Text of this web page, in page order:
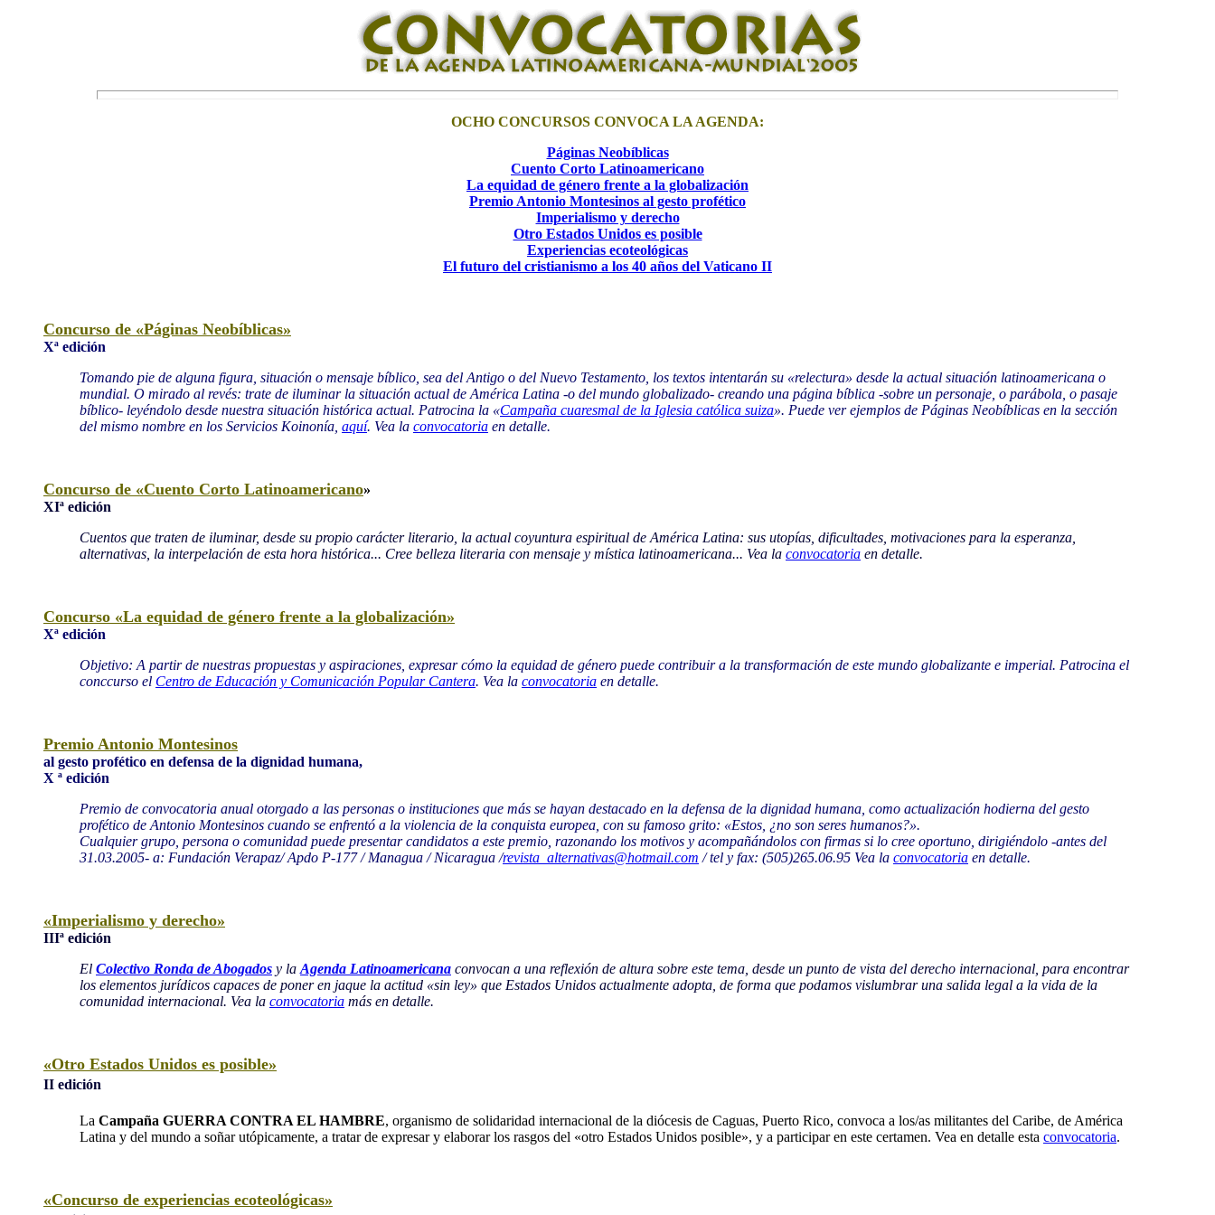
OCHO CONCURSOS CONVOCA LA AGENDA:
Páginas Neobíblicas
Cuento Corto Latinoamericano
La equidad de género frente a la globalización
Premio Antonio Montesinos al gesto profético
Imperialismo y derecho
Otro Estados Unidos es posible
Experiencias ecoteológicas
El futuro del cristianismo a los 40 años del Vaticano II
Concurso de «Páginas Neobíblicas»
Xª edición
Tomando pie de alguna figura, situación o mensaje bíblico, sea del Antigo o del Nuevo Testamento, los textos intentarán su «relectura» desde la actual situación latinoamericana o
mundial. O mirado al revés: trate de iluminar la situación actual de América Latina -o del mundo globalizado- creando una página bíblica -sobre un personaje, o parábola, o pasaje
bíblico- leyéndolo desde nuestra situación histórica actual. Patrocina la «Campaña cuaresmal de la Iglesia católica suiza». Puede ver ejemplos de Páginas Neobíblicas en la sección
del mismo nombre en los Servicios Koinonía, aquí. Vea la convocatoria en detalle.
Concurso de «Cuento Corto Latinoamericano»
XIª edición
Cuentos que traten de iluminar, desde su propio carácter literario, la actual coyuntura espiritual de América Latina: sus utopías, dificultades, motivaciones para la esperanza,
alternativas, la interpelación de esta hora histórica... Cree belleza literaria con mensaje y mística latinoamericana... Vea la convocatoria en detalle.
Concurso «La equidad de género frente a la globalización»
Xª edición
Objetivo: A partir de nuestras propuestas y aspiraciones, expresar cómo la equidad de género puede contribuir a la transformación de este mundo globalizante e imperial. Patrocina el
conccurso el Centro de Educación y Comunicación Popular Cantera. Vea la convocatoria en detalle.
Premio Antonio Montesinos
al gesto profético en defensa de la dignidad humana,
X ª edición
Premio de convocatoria anual otorgado a las personas o instituciones que más se hayan destacado en la defensa de la dignidad humana, como actualización hodierna del gesto
profético de Antonio Montesinos cuando se enfrentó a la violencia de la conquista europea, con su famoso grito: «Estos, ¿no son seres humanos?».
Cualquier grupo, persona o comunidad puede presentar candidatos a este premio, razonando los motivos y acompañándolos con firmas si lo cree oportuno, dirigiéndolo -antes del
31.03.2005- a: Fundación Verapaz/ Apdo P-177 / Managua / Nicaragua /revista_alternativas@hotmail.com / tel y fax: (505)265.06.95 Vea la convocatoria en detalle.
«Imperialismo y derecho»
IIIª edición
El Colectivo Ronda de Abogados y la Agenda Latinoamericana convocan a una reflexión de altura sobre este tema, desde un punto de vista del derecho internacional, para encontrar
los elementos jurídicos capaces de poner en jaque la actitud «sin ley» que Estados Unidos actualmente adopta, de forma que podamos vislumbrar una salida legal a la vida de la
comunidad internacional. Vea la convocatoria más en detalle.
«Otro Estados Unidos es posible»
II edición
La Campaña GUERRA CONTRA EL HAMBRE, organismo de solidaridad internacional de la diócesis de Caguas, Puerto Rico, convoca a los/as militantes del Caribe, de América
Latina y del mundo a soñar utópicamente, a tratar de expresar y elaborar los rasgos del «otro Estados Unidos posible», y a participar en este certamen. Vea en detalle esta convocatoria.
«Concurso de experiencias ecoteológicas»